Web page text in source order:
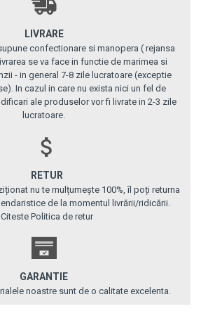
LIVRARE
confectionare si manopera ( rejansa
se va face in functie de marimea si
- in general 7-8 zile lucratoare (exceptie
In cazul in care nu exista nici un fel de
ale produselor vor fi livrate in 2-3 zile
lucratoare.
RETUR
nu te mulțumește 100%, îl poți returna
de la momentul livrării/ridicării.
Citeste Politica de retur
GARANTIE
noastre sunt de o calitate excelenta.